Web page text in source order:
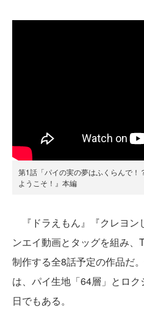
第1話「パイの実の夢はふくらんで！
ようこそ！』本編
『ドラえもん』『クレヨン
ンエイ動画とタッグを組み
制作する全8話予定の作品だ
は、パイ生地「64層」とロ
日でもある。